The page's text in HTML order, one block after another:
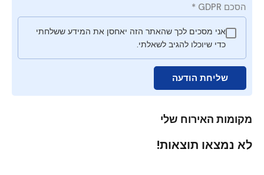
הסכם GDPR *
אני מסכים לכך שהאתר הזה יאחסן את המידע ששלחתי
כדי שיוכלו להגיב לשאלתי.
שליחת הודעה
מקומות האירוח שלי
לא נמצאו תוצאות!